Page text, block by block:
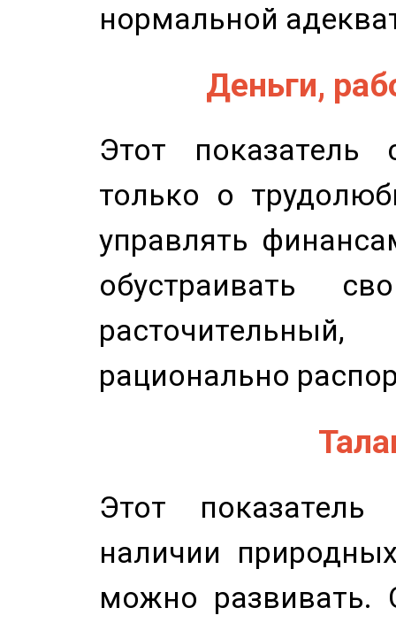
нормальной
Деньги,
Этот показатель
только о
управлять
обустраивать
рационально
Этот показатель
наличии
можно развивать.